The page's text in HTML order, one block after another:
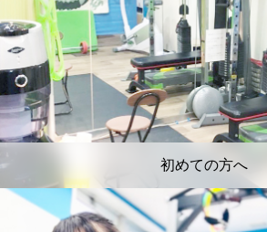
初めての方へ